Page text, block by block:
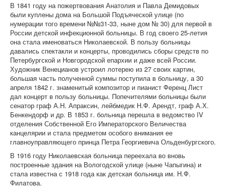
В 1841 году на пожертвования Анатолия и Павла Демидовых
были куплены дома на Большой Подъяческой улице (по
нумерации того времени №№31-33, ныне дом № 30) для первой в
России детской инфекционной больницы. В год своего 25-летия
она стала именоваться Николаевской. В пользу больницы
давались спектакли и концерты, проводились сборы средств по
Петербургской и Новгородской епархии и даже всей России.
Художник Венецианов устроил лотерею из 27 своих картин,
большая часть полученной суммы поступила в больницу, а 30
апреля 1842 г. знаменитый композитор и пианист Ференц Лист
дал концерт в пользу больницы. Попечителями больницы были
сенатор граф А.Н. Апраксин, лейбмедик Н.Ф. Арендт, граф А.Х.
Бенкендорф и др. В 1853 г. больница перешла в ведомство IV
отделения Собственной Его Императорского Величества
канцелярии и стала предметом особого внимания ее
главноуправляющего принца Петра Георгиевича Ольденбургского.
В 1916 году Николаевская больница переехала во вновь
построенные здания на Вологодской улице (ныне Чапыгина) и
стала известна с 1918 года как детская больница им. Н.Ф.
Филатова.